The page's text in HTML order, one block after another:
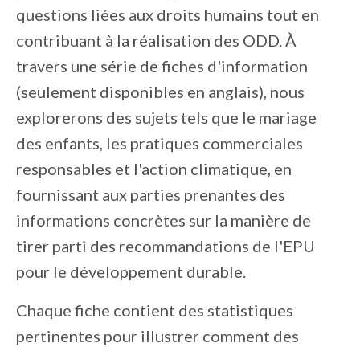
questions liées aux droits humains tout en
contribuant à la réalisation des ODD. À
travers une série de fiches d'information
(seulement disponibles en anglais), nous
explorerons des sujets tels que le mariage
des enfants, les pratiques commerciales
responsables et l'action climatique, en
fournissant aux parties prenantes des
informations concrètes sur la manière de
tirer parti des recommandations de l'EPU
pour le développement durable.
Chaque fiche contient des statistiques
pertinentes pour illustrer comment des